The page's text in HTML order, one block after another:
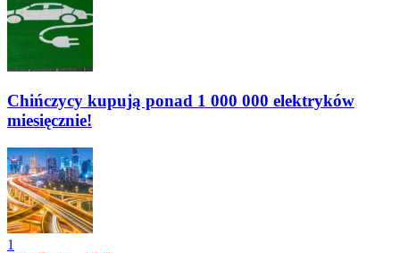
Chińczycy kupują ponad 1 000 000 elektryków
miesięcznie!
1